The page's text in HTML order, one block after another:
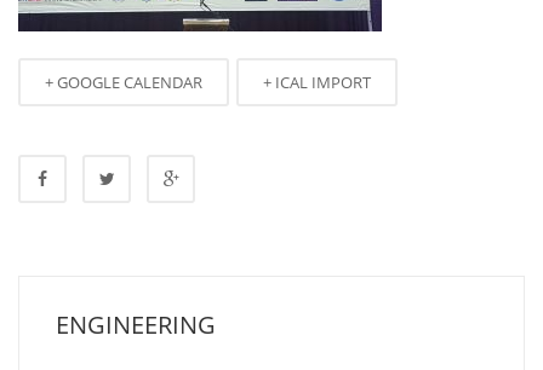
+ GOOGLE CALENDAR + ICAL IMPORT
ENGINEERING